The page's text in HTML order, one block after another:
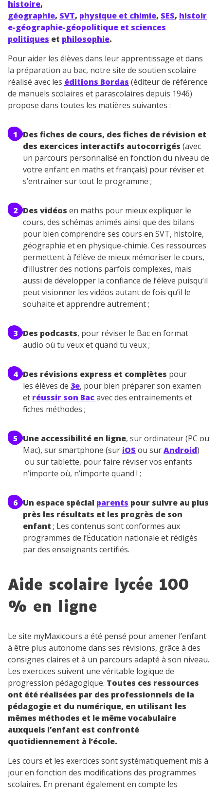
histoire,
géographie, SVT, physique et chimie, SES, histoir
e-géographie-géopolitique et sciences
politiques et philosophie.
Pour aider les élèves dans leur apprentissage et dans
la préparation au bac, notre site de soutien scolaire
réalisé avec les éditions Bordas (éditeur de référence
de manuels scolaires et parascolaires depuis 1946)
propose dans toutes les matières suivantes :
1 Des fiches de cours, des fiches de révision et
des exercices interactifs autocorrigés (avec
un parcours personnalisé en fonction du niveau de
votre enfant en maths et français) pour réviser et
s’entraîner sur tout le programme ;
2 Des vidéos en maths pour mieux expliquer le
cours, des schémas animés ainsi que des bilans
pour bien comprendre ses cours en SVT, histoire,
géographie et en physique-chimie. Ces ressources
permettent à l’élève de mieux mémoriser le cours,
d’illustrer des notions parfois complexes, mais
aussi de développer la confiance de l’élève puisqu’il
peut visionner les vidéos autant de fois qu’il le
souhaite et apprendre autrement ;
3 Des podcasts, pour réviser le Bac en format
audio où tu veux et quand tu veux ;
4 Des révisions express et complètes pour
les élèves de 3e, pour bien préparer son examen
et réussir son Bacavec des entrainements et
fiches méthodes ;
5 Une accessibilité en ligne, sur ordinateur (PC ou
Mac), sur smartphone (sur iOS ou surAndroid)
ou sur tablette, pour faire réviser vos enfants
n’importe où, n’importe quand ! ;
6 Un espace spécial parents pour suivre au plus
près les résultats et les progrès de son
enfant ; Les contenus sont conformes aux
programmes de l’Éducation nationale et rédigés
par des enseignants certifiés.
Aide scolaire lycée 100
% en ligne
Le site myMaxicours a été pensé pour amener l’enfant
à être plus autonome dans ses révisions, grâce à des
consignes claires et à un parcours adapté à son niveau.
Les exercices suivent une véritable logique de
progression pédagogique. Toutes ces ressources
ont été réalisées par des professionnels de la
pédagogie et du numérique, en utilisant les
mêmes méthodes et le même vocabulaire
auxquels l’enfant est confronté
quotidiennement à l’école.
Les cours et les exercices sont systématiquement mis à
jour en fonction des modifications des programmes
scolaires. En prenant également en compte les